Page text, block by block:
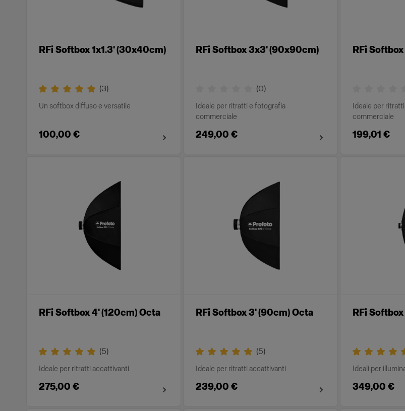
RFi Softbox 1x1.3' (30x40cm)
(3)
Un softbox diffuso e versatile
100,00 €
RFi Softbox 3x3' (90x90cm)
(0)
Ideale per ritratti e fotografia
commerciale
249,00 €
RFi
Ideale per
commerciale
199,01 €
RFi Softbox 4' (120cm) Octa
(5)
Ideale per ritratti accattivanti
275,00 €
RFi Softbox 3' (90cm) Octa
(5)
Ideale per ritratti accattivanti
239,00 €
RFi
Ideali per
349,00 €